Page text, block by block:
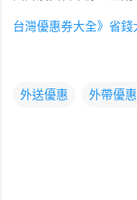
台灣優惠券大全》省錢
外送優惠 外帶優惠